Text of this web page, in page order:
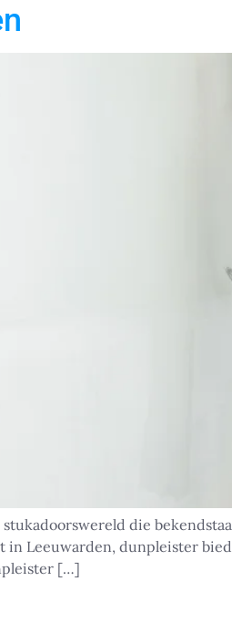
die
Leeuwarden, dunpleister
[…]